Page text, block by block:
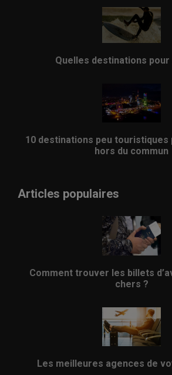
Quelles destinations
10 destinations peu touristiques
hors du commun
Articles populaires
Comment trouver les billets
chers ?
Les meilleures agences de